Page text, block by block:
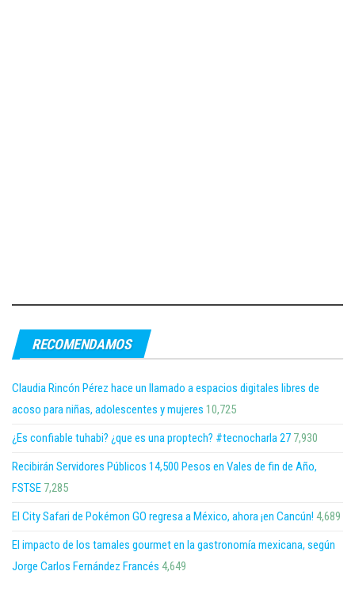
RECOMENDAMOS
Claudia Rincón Pérez hace un llamado a espacios digitales libres de
acoso para niñas, adolescentes y mujeres 10,725
¿Es confiable tuhabi? ¿que es una proptech? #tecnocharla 27 7,930
Recibirán Servidores Públicos 14,500 Pesos en Vales de fin de Año,
FSTSE 7,285
El City Safari de Pokémon GO regresa a México, ahora ¡en Cancún! 4,689
El impacto de los tamales gourmet en la gastronomía mexicana, según
Jorge Carlos Fernández Francés 4,649